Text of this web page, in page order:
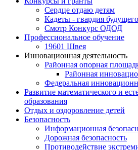
Сердце отдаю детям
Кадеты - гвардия будущего
Смотр Конкурс ОДОД
Профессиональное обучение
19601 Швея
Инновационная деятельность
Районная опорная
Районная
Федеральная
Развитие математического и
образования
Отдых и оздоровление детей
Безопасность
Информационная
Дорожная безопасность
Противодействие